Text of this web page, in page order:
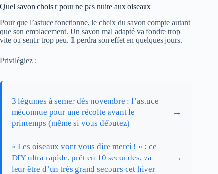
Quel savon choisir pour ne pas nuire aux oiseaux
Pour que l’astuce fonctionne, le choix du savon compte autant
que son emplacement. Un savon mal adapté va fondre trop
vite ou sentir trop peu. Il perdra son effet en quelques jours.
Privilégiez :
3 légumes à semer dès novembre : l’astuce
méconnue pour une récolte avant le
printemps (même si vous débutez)
→
« Les oiseaux vont vous dire merci ! » : ce
DIY ultra rapide, prêt en 10 secondes, va
leur être d’un très grand secours cet hiver
→